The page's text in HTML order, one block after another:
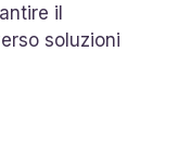
il
soluzioni